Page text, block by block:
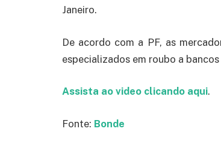
Janeiro.
De acordo com a PF, as
especializados em roubo a
Assista ao video clicando aqui.
Fonte: Bonde